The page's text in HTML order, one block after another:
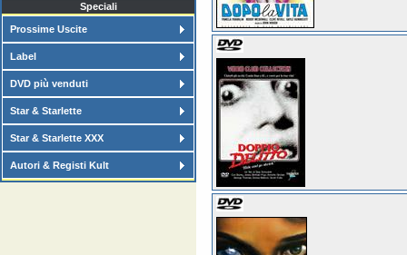
Speciali
Prossime Uscite
Label
DVD più venduti
Star & Starlette
Star & Starlette XXX
Autori & Registi Kult